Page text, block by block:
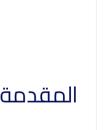
المقدمة